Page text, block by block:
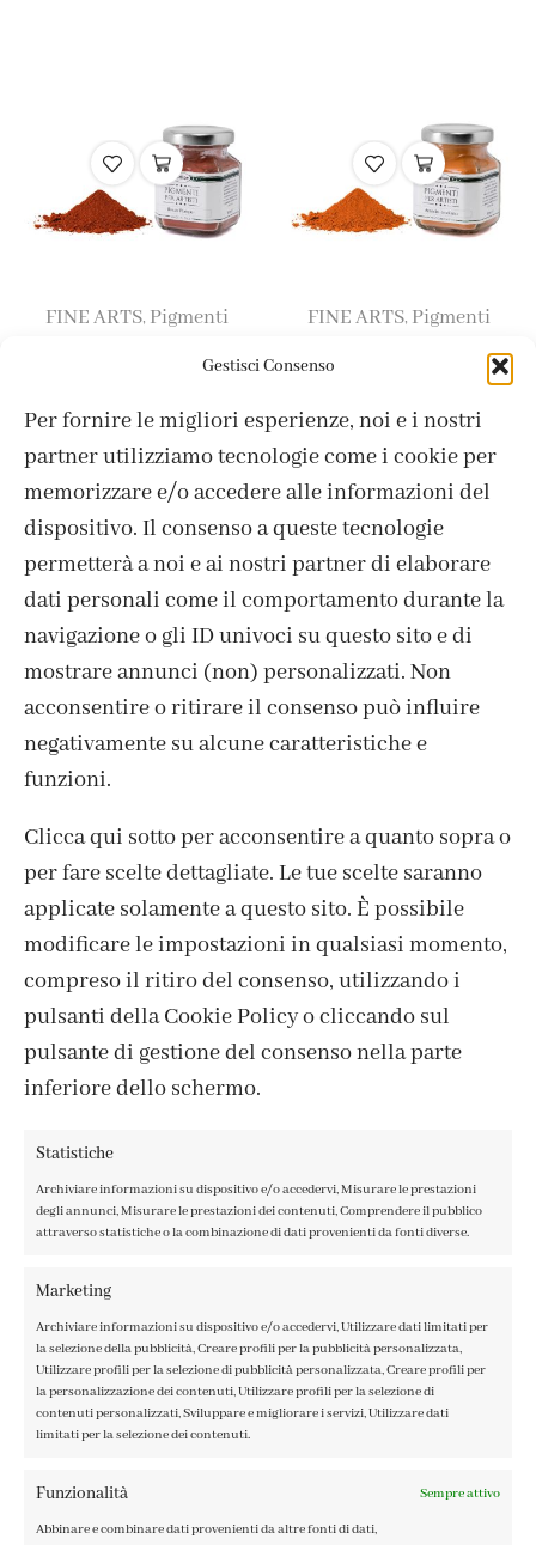
Gestisci Consenso
Per fornire le migliori esperienze, noi e i nostri
partner utilizziamo tecnologie come i cookie per
memorizzare e/o accedere alle informazioni del
dispositivo. Il consenso a queste tecnologie
permetterà a noi e ai nostri partner di elaborare
dati personali come il comportamento durante la
navigazione o gli ID univoci su questo sito e di
mostrare annunci (non) personalizzati. Non
acconsentire o ritirare il consenso può influire
negativamente su alcune caratteristiche e
funzioni.
Clicca qui sotto per acconsentire a quanto sopra o
per fare scelte dettagliate. Le tue scelte saranno
applicate solamente a questo sito. È possibile
modificare le impostazioni in qualsiasi momento,
compreso il ritiro del consenso, utilizzando i
pulsanti della Cookie Policy o cliccando sul
pulsante di gestione del consenso nella parte
inferiore dello schermo.
Statistiche
Archiviare informazioni su dispositivo e/o accedervi, Misurare le prestazioni
degli annunci, Misurare le prestazioni dei contenuti, Comprendere il pubblico
attraverso statistiche o la combinazione di dati provenienti da fonti diverse.
Marketing
Archiviare informazioni su dispositivo e/o accedervi, Utilizzare dati limitati per
la selezione della pubblicità, Creare profili per la pubblicità personalizzata,
Utilizzare profili per la selezione di pubblicità personalizzata, Creare profili per
la personalizzazione dei contenuti, Utilizzare profili per la selezione di
contenuti personalizzati, Sviluppare e migliorare i servizi, Utilizzare dati
limitati per la selezione dei contenuti.
Funzionalità Sempre attivo
Abbinare e combinare dati provenienti da altre fonti di dati,
FINE ARTS, Pigmenti
5,70€
FINE ARTS, Pigmenti
Ercolano Orange 80 ml
6,30€
ISCRIVITI ALLA NEWSLETTER
CONTATTI
COOKIE POLICY
PRIVACY POLICY
TERMINI E CONDIZIONI